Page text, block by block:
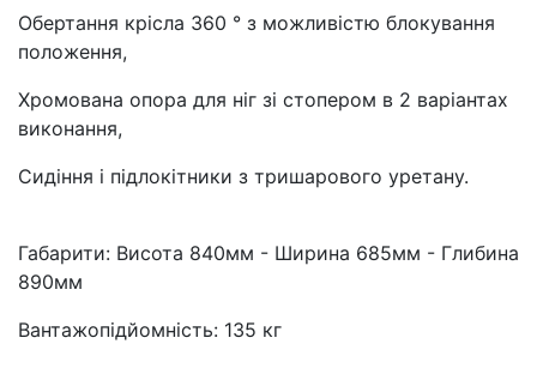
Обертання крісла 360 ° з можливістю блокування
положення,
Хромована опора для ніг зі стопером в 2 варіантах
виконання,
Сидіння і підлокітники з тришарового уретану.
Габарити: Висота 840мм - Ширина 685мм - Глибина
890мм
Вантажопідйомність: 135 кг